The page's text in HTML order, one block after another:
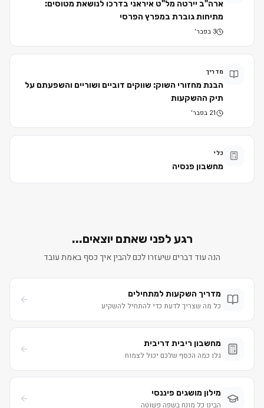
ארה"ב יירטה מל"ט איראני בדרכו לנושאת מטוסים:
מתיחות גוברת במפרץ הפרסי
3 בפבר׳
מדריך
הבנת מחזורי השוק: שווקים דוביים ושוריים והשפעתם על
תיק ההשקעות
21 בפבר׳
כלי
מחשבון פנסיה
רגע לפני שאתם יוצאים...
הנה עוד דברים שיעזרו לכם להבין איך כסף באמת עובד
מדריך השקעות למתחילים
כל מה שצריך לדעת כדי להתחיל להשקיע
מחשבון ריבית דריבית
גלו כמה הכסף שלכם יכול לצמוח
מילון מושגים פיננסי
הבינו כל מונח בשפה פשוטה